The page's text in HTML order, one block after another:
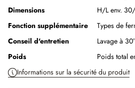
Dimensions
H/L env.
Fonction supplémentaire
Types de
Conseil d'entretien
Lavage à
Poids
Poids total
Informations sur la sécurité du produit